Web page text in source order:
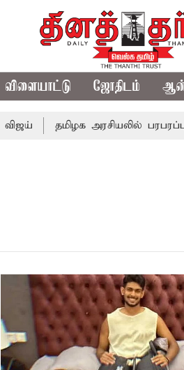
விளையாட்டு ஜோதிடம்
தமிழக அரசியலில் பரபரப்பு;